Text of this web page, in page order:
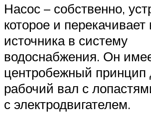
Насос – собственно,
которое и перекачивает
источника в систему
водоснабжения. Он
центробежный принцип
рабочий вал с
с электродвигателем.